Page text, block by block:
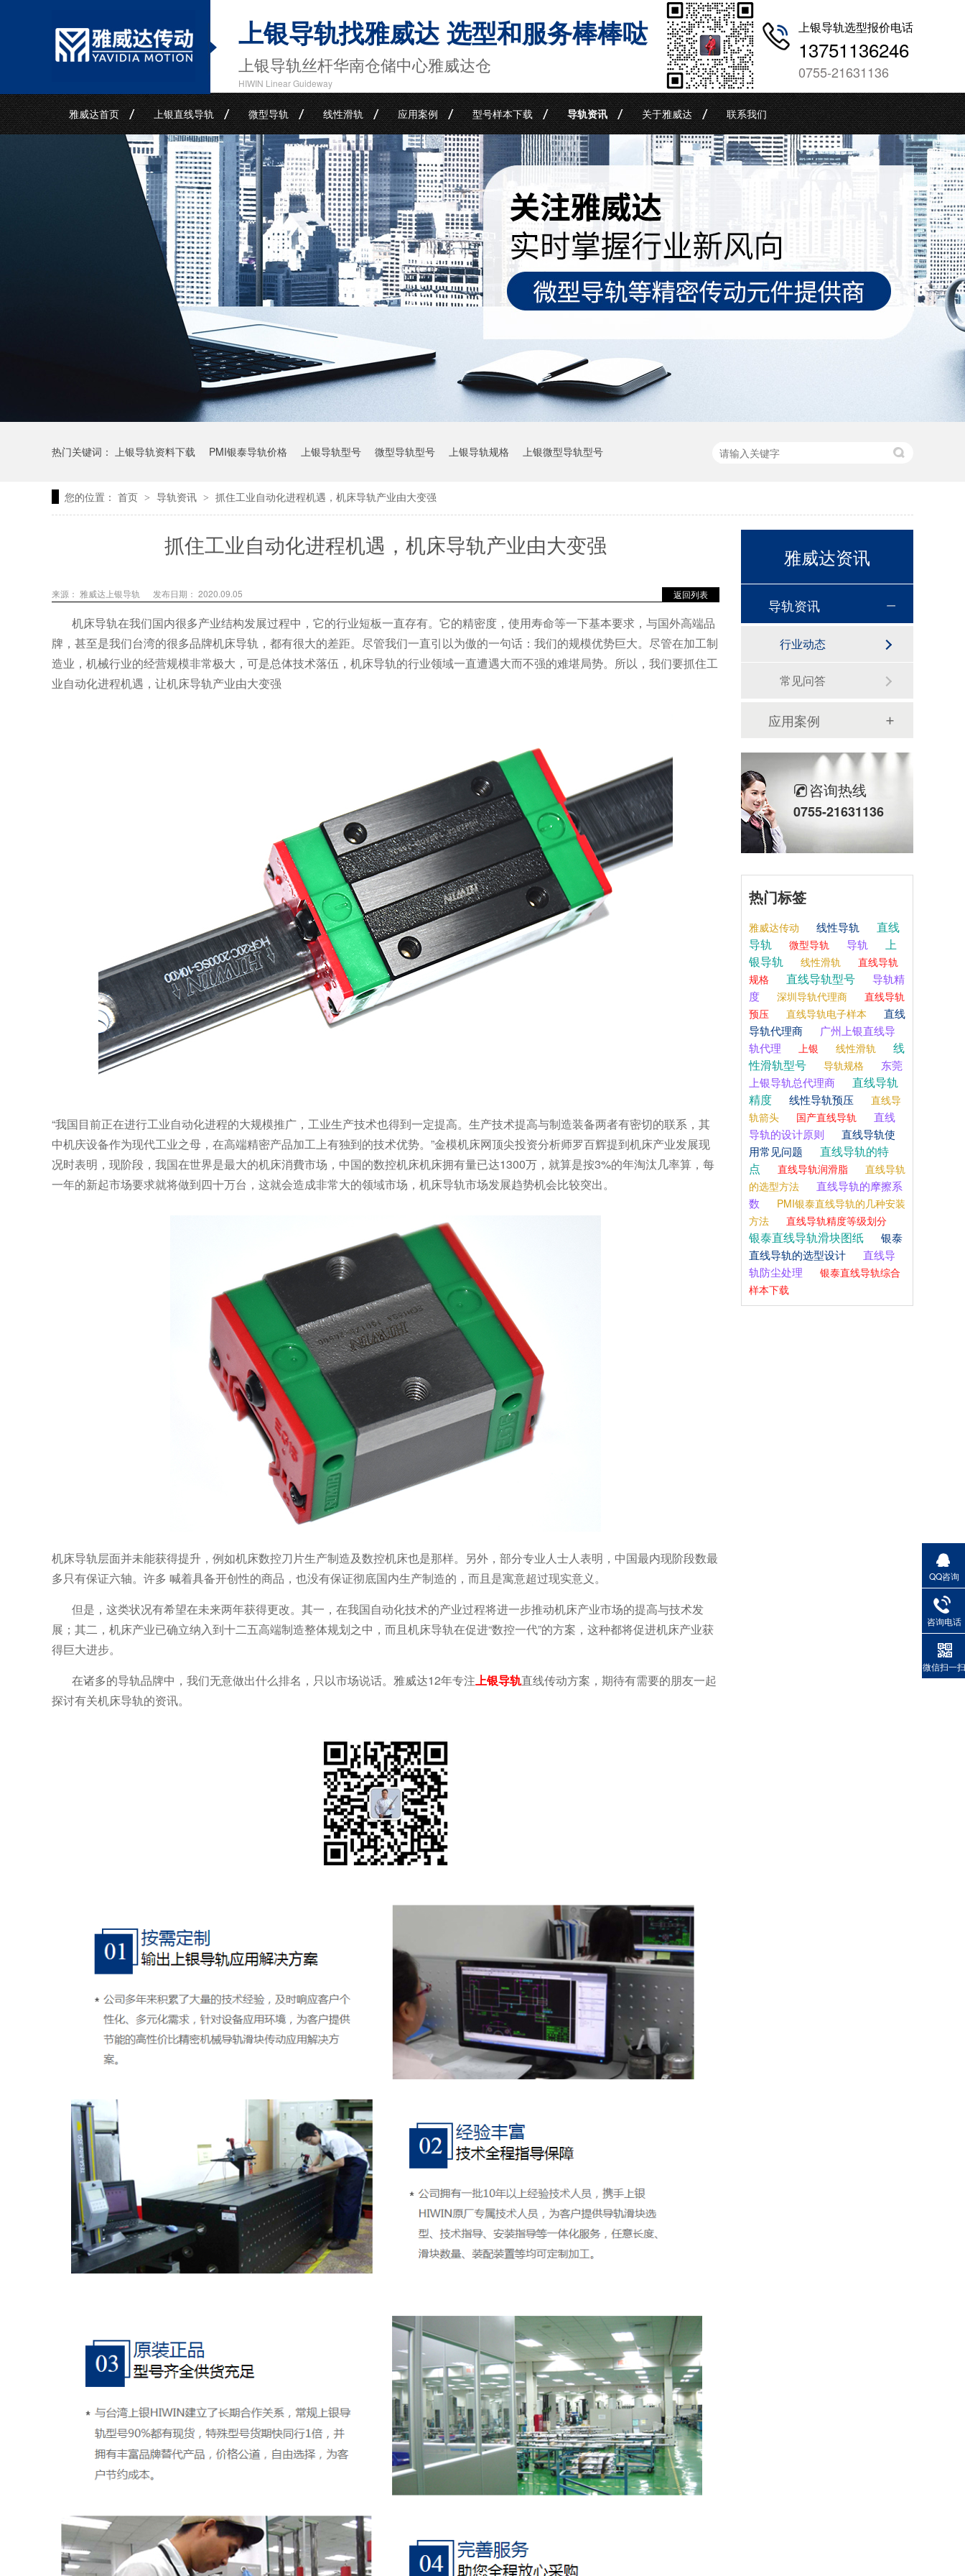
上银导轨找雅威达 选型和服务棒棒哒
上银导轨丝杆华南仓储中心雅威达仓
HIWIN Linear Guideway
上银导轨选型报价电话
13751136246
0755-21631136
雅威达首页 上银直线导轨 微型导轨 线性滑轨 应用案例 型号样本下载 导轨资讯 关于雅威达 联系我们
热门关键词： 上银导轨资料下载 PMI银泰导轨价格 上银导轨型号 微型导轨型号 上银导轨规格 上银微型导轨型号
您的位置： 首页 > 导轨资讯 > 抓住工业自动化进程机遇，机床导轨产业由大变强
抓住工业自动化进程机遇，机床导轨产业由大变强
返回列表
来源： 雅威达上银导轨 发布日期： 2020.09.05
机床导轨在我们国内很多产业结构发展过程中，它的行业短板一直存有。它的精密度，使用寿命等一下基本要求，与国外高端品
牌，甚至是我们台湾的很多品牌机床导轨，都有很大的差距。尽管我们一直引以为傲的一句话：我们的规模优势巨大。尽管在加工制
造业，机械行业的经营规模非常极大，可是总体技术落伍，机床导轨的行业领域一直遭遇大而不强的难堪局势。所以，我们要抓住工
业自动化进程机遇，让机床导轨产业由大变强
“我国目前正在进行工业自动化进程的大规模推广，工业生产技术也得到一定提高。生产技术提高与制造装备两者有密切的联系，其
中机庆设备作为现代工业之母，在高端精密产品加工上有独到的技术优势。”金模机床网顶尖投资分析师罗百辉提到机床产业发展现
况时表明，现阶段，我国在世界是最大的机床消費市场，中国的数控机床机床拥有量已达1300万，就算是按3%的年淘汰几率算，每
一年的新起市场要求就将做到四十万台，这就会造成非常大的领域市场，机床导轨市场发展趋势机会比较突出。
机床导轨层面并未能获得提升，例如机床数控刀片生产制造及数控机床也是那样。另外，部分专业人士人表明，中国最内现阶段数最
多只有保证六轴。许多 喊着具备开创性的商品，也没有保证彻底国内生产制造的，而且是寓意超过现实意义。
但是，这类状况有希望在未来两年获得更改。其一，在我国自动化技术的产业过程将进一步推动机床产业市场的提高与技术发
展；其二，机床产业已确立纳入到十二五高端制造整体规划之中，而且机床导轨在促进“数控一代”的方案，这种都将促进机床产业获
得巨大进步。
在诸多的导轨品牌中，我们无意做出什么排名，只以市场说话。雅威达12年专注上银导轨直线传动方案，期待有需要的朋友一起
探讨有关机床导轨的资讯。
雅威达资讯
导轨资讯
行业动态
常见问答
应用案例
咨询热线
0755-21631136
热门标签
雅威达传动 线性导轨
直线
导轨
微型导轨 导轨
上
银导轨
线性滑轨
直线导轨
规格
直线导轨型号
导轨精
度
深圳导轨代理商
直线导轨
预压
直线导轨电子样本
直线
导轨代理商
广州上银直线导
轨代理
上银 线性滑轨
线
性滑轨型号
导轨规格
东莞
上银导轨总代理商
直线导轨
精度
线性导轨预压
直线导
轨箭头
国产直线导轨
直线
导轨的设计原则
直线导轨使
用常见问题
直线导轨的特
点
直线导轨润滑脂
直线导轨
的选型方法
直线导轨的摩擦系
数
PMI银泰直线导轨的几种安装
方法
直线导轨精度等级划分
银泰直线导轨滑块图纸
银泰
直线导轨的选型设计
直线导
轨防尘处理
银泰直线导轨综合
样本下载
QQ咨询
咨询电话
微信扫一扫